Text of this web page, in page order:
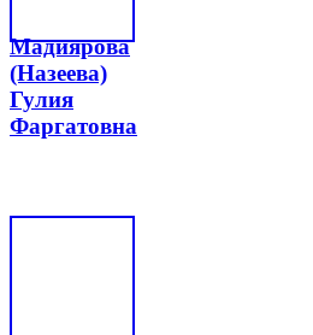
Мадиярова
(Назеева)
Гулия
Фаргатовна